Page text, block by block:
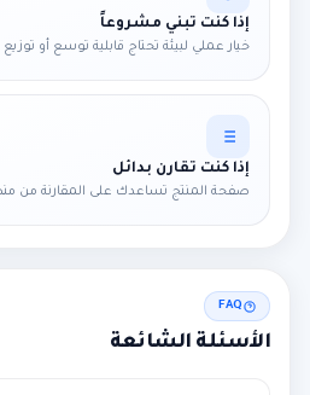
إذا كنت تبني مشروعاً
خيار عملي لبيئة تحتاج قابلية توسع أو
إذا كنت تقارن بدائل
صفحة المنتج تساعدك على المقارنة من
FAQ
الأسئلة الشائعة